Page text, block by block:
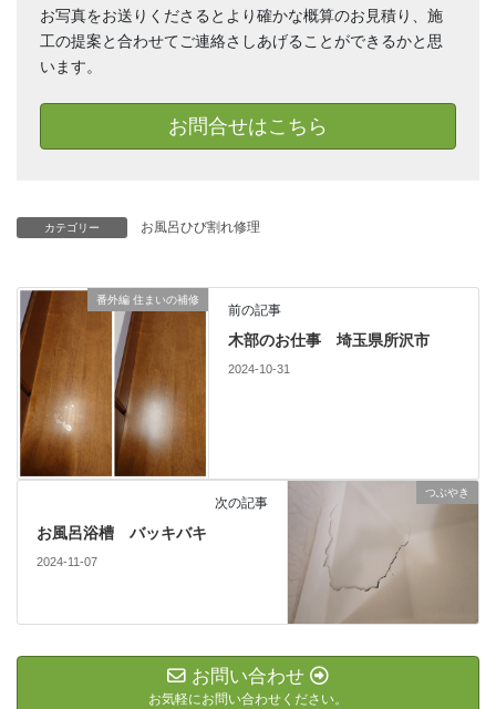
お写真をお送りくださるとより確かな概算のお見積り、施
工の提案と合わせてご連絡さしあげることができるかと思
います。
お問合せはこちら
カテゴリー お風呂ひび割れ修理
番外編 住まいの補修
前の記事
木部のお仕事 埼玉県所沢市
2024-10-31
つぶやき
次の記事
お風呂浴槽 バッキバキ
2024-11-07
お問い合わせ
お気軽にお問い合わせください。